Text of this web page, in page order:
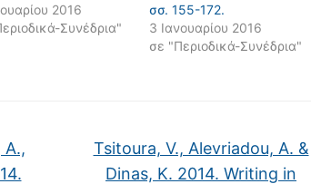
2016
Συνέδρια"
σσ. 155-172.
3 Ιανουαρίου 2016
σε "Περιοδικά-Συνέδρια"
A.,
Tsitoura, V., Alevriadou, A. &
Dinas, K. 2014. Writing in